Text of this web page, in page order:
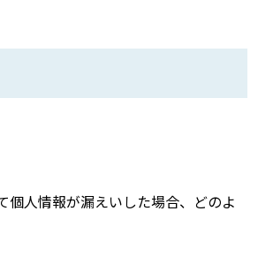
人情報が漏えいした場合、どのよ